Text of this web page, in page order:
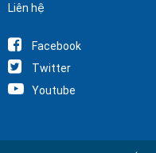
Liên hệ
Facebook
Twitter
Youtube